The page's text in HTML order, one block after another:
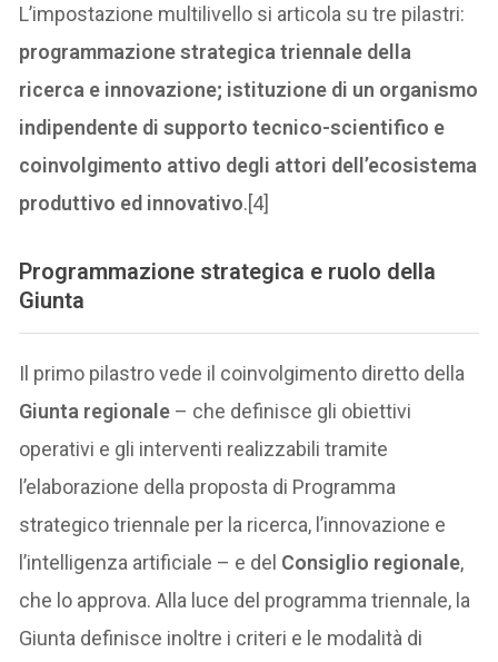
L’impostazione multilivello si articola su tre pilastri:
programmazione strategica triennale della
ricerca e innovazione; istituzione di un organismo
indipendente di supporto tecnico-scientifico e
coinvolgimento attivo degli attori dell’ecosistema
produttivo ed innovativo.[4]
Programmazione strategica e ruolo della
Giunta
Il primo pilastro vede il coinvolgimento diretto della
Giunta regionale – che definisce gli obiettivi
operativi e gli interventi realizzabili tramite
l’elaborazione della proposta di Programma
strategico triennale per la ricerca, l’innovazione e
l’intelligenza artificiale – e del Consiglio regionale,
che lo approva. Alla luce del programma triennale, la
Giunta definisce inoltre i criteri e le modalità di